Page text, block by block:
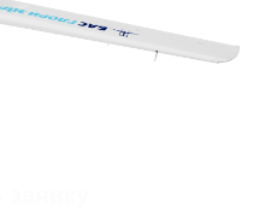
полета
метров